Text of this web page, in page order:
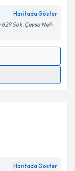
Haritada Göster
Sok. Çeysa Nef-
Haritada Göster